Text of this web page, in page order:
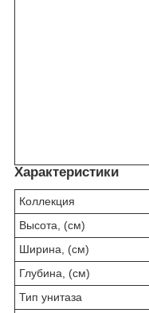
Характеристики
Коллекция
Высота, (см)
Ширина, (см)
Глубина, (см)
Тип унитаза